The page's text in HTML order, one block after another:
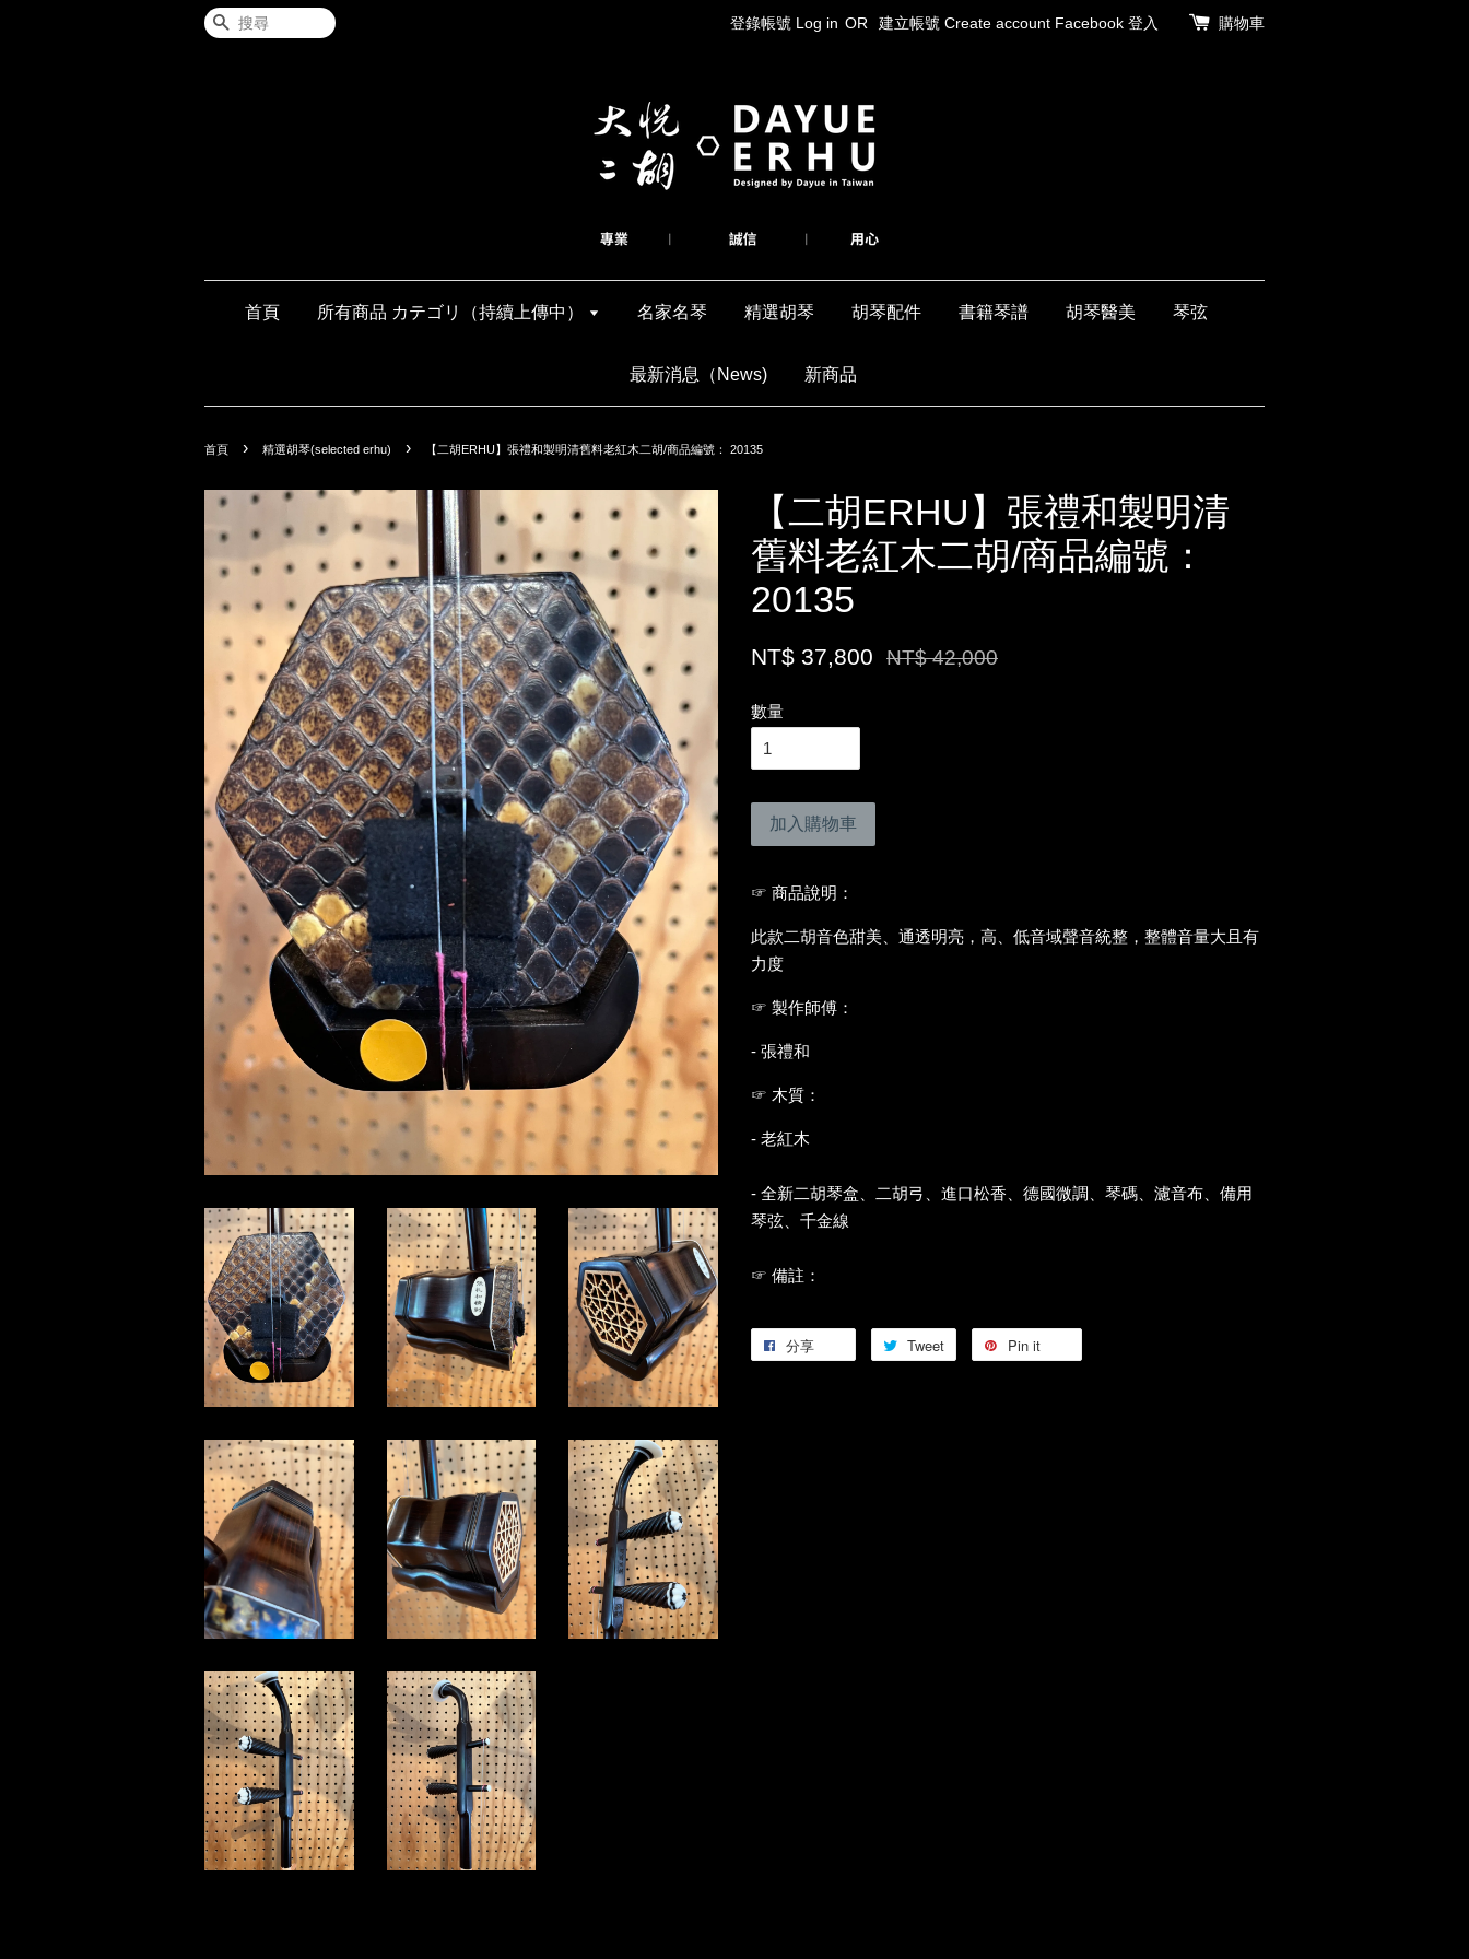
搜尋 登錄帳號 Log in OR 建立帳號 Create account Facebook 登入 購物車
首頁 所有商品 カテゴリ（持續上傳中） 名家名琴 精選胡琴 胡琴配件 書籍琴譜 胡琴醫美 琴弦
最新消息（News) 新商品
首頁 › 精選胡琴(selected erhu) › 【二胡ERHU】張禮和製明清舊料老紅木二胡/商品編號： 20135
【二胡ERHU】張禮和製明清
舊料老紅木二胡/商品編號：
20135
NT$ 37,800 NT$ 42,000
數量
加入購物車
☞ 商品說明：
此款二胡音色甜美、通透明亮，高、低音域聲音統整，整體音量大且有
力度
☞ 製作師傅：
- 張禮和
☞ 木質：
- 老紅木
- 全新二胡琴盒、二胡弓、進口松香、德國微調、琴碼、濾音布、備用
琴弦、千金線
☞ 備註：
分享 Tweet Pin it